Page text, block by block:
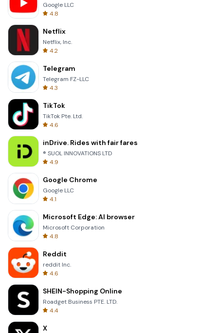
Google LLC
4.8
Netflix
Netflix, Inc.
4.2
Telegram
Telegram FZ-LLC
4.3
TikTok
TikTok Pte. Ltd.
4.6
inDrive. Rides with fair fares
® SUOL INNOVATIONS LTD
4.9
Google Chrome
Google LLC
4.1
Microsoft Edge: AI browser
Microsoft Corporation
4.8
Reddit
reddit Inc.
4.6
SHEIN-Shopping Online
Roadget Business PTE. LTD.
4.4
X